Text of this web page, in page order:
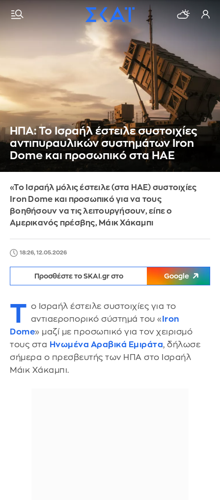
ΗΠΑ: Το Ισραήλ έστειλε συστοιχίες
αντιπυραυλικών συστημάτων Iron
Dome και προσωπικό στα ΗΑΕ
«Το Ισραήλ μόλις έστειλε (στα ΗΑΕ) συστοιχίες
Iron Dome και προσωπικό για να τους
βοηθήσουν να τις λειτουργήσουν, είπε ο
Αμερικανός πρέσβης, Μάικ Χάκαμπι
18:26, 12.05.2026
Προσθέστε το SKAI.gr στο Google
Τ ο Ισραήλ έστειλε συστοιχίες για το
αντιαεροπορικό σύστημά του « Iron
Dome» μαζί με προσωπικό για τον χειρισμό
τους στα Ηνωμένα Αραβικά Εμιράτα, δήλωσε
σήμερα ο πρεσβευτής των ΗΠΑ στο Ισραήλ
Μάικ Χάκαμπι.